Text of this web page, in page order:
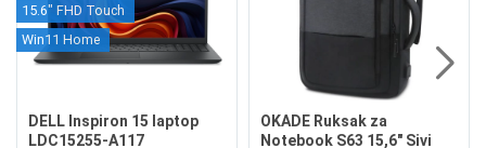
15.6" FHD Touch
Win11 Home
DELL Inspiron 15 laptop
LDC15255-A117
OKADE Ruksak za
Notebook S63 15,6" Sivi